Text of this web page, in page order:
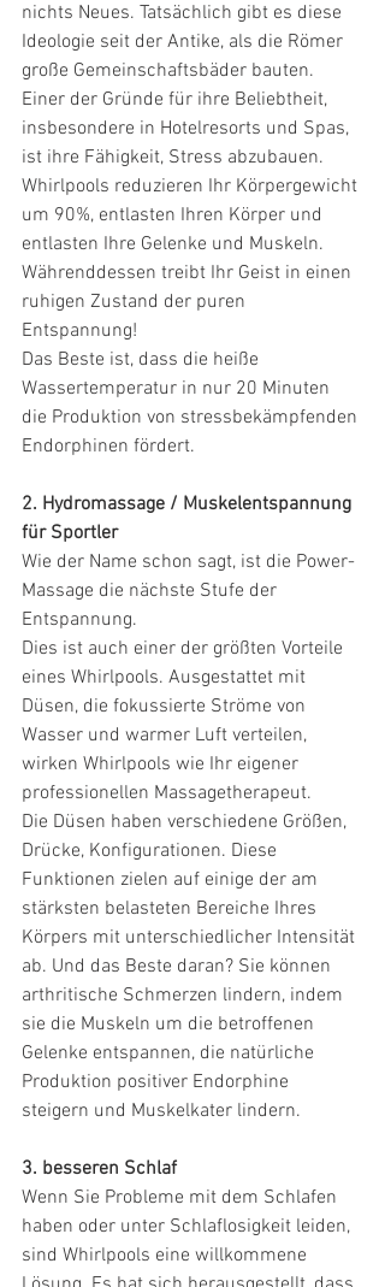
nichts Neues. Tatsächlich gibt es diese
Ideologie seit der Antike, als die Römer
große Gemeinschaftsbäder bauten.
Einer der Gründe für ihre Beliebtheit,
insbesondere in Hotelresorts und Spas,
ist ihre Fähigkeit, Stress abzubauen.
Whirlpools reduzieren Ihr Körpergewicht
um 90%, entlasten Ihren Körper und
entlasten Ihre Gelenke und Muskeln.
Währenddessen treibt Ihr Geist in einen
ruhigen Zustand der puren
Entspannung!
Das Beste ist, dass die heiße
Wassertemperatur in nur 20 Minuten
die Produktion von stressbekämpfenden
Endorphinen fördert.
2. Hydromassage / Muskelentspannung
für Sportler
Wie der Name schon sagt, ist die Power-
Massage die nächste Stufe der
Entspannung.
Dies ist auch einer der größten Vorteile
eines Whirlpools. Ausgestattet mit
Düsen, die fokussierte Ströme von
Wasser und warmer Luft verteilen,
wirken Whirlpools wie Ihr eigener
professionellen Massagetherapeut.
Die Düsen haben verschiedene Größen,
Drücke, Konfigurationen. Diese
Funktionen zielen auf einige der am
stärksten belasteten Bereiche Ihres
Körpers mit unterschiedlicher Intensität
ab. Und das Beste daran? Sie können
arthritische Schmerzen lindern, indem
sie die Muskeln um die betroffenen
Gelenke entspannen, die natürliche
Produktion positiver Endorphine
steigern und Muskelkater lindern.
3. besseren Schlaf
Wenn Sie Probleme mit dem Schlafen
haben oder unter Schlaflosigkeit leiden,
sind Whirlpools eine willkommene